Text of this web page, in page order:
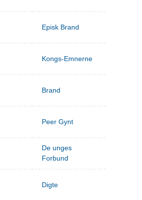
Episk Brand
Kongs-Emnerne
Brand
Peer Gynt
De unges
Forbund
Digte